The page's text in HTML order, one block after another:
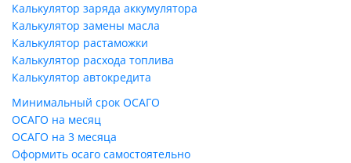
Калькулятор заряда аккумулятора
Калькулятор замены масла
Калькулятор растаможки
Калькулятор расхода топлива
Калькулятор автокредита
Минимальный срок ОСАГО
ОСАГО на месяц
ОСАГО на 3 месяца
Оформить осаго самостоятельно